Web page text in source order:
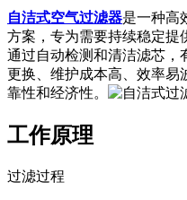
自洁式空气过滤器是一种高
方案，专为需要持续稳定提
通过自动检测和清洁滤芯，
更换、维护成本高、效率易
靠性和经济性。
工作原理
过滤过程